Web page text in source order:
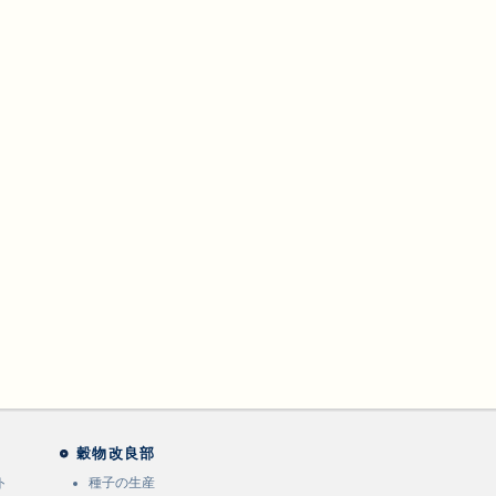
穀物改良部
種子の生産